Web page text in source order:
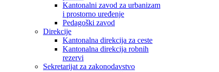
Kantonalni zavod za urbanizam
i prostorno uređenje
Pedagoški zavod
Direkcije
Kantonalna direkcija za ceste
Kantonalna direkcija robnih
rezervi
Sekretarijat za zakonodavstvo